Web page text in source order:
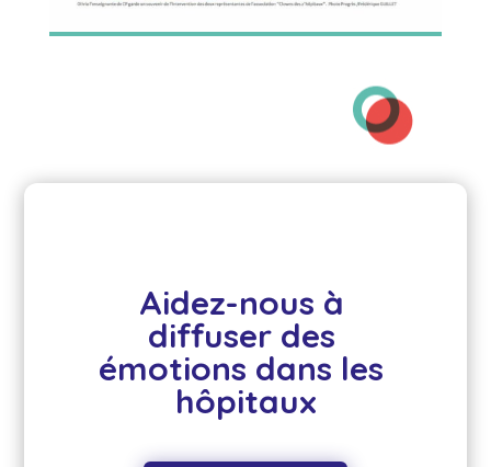
Aidez-nous à
diffuser des
émotions dans les
hôpitaux